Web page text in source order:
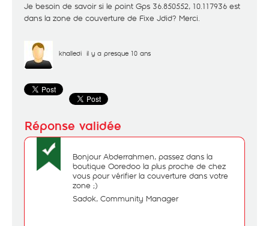
Je besoin de savoir si le point Gps 36.850552, 10.117936 est
dans la zone de couverture de Fixe Jdid? Merci.
khalledi il y a presque 10 ans
Bonjour Abderrahmen, passez dans la
boutique Ooredoo la plus proche de chez
vous pour vérifier la couverture dans votre
zone ;)
Sadok, Community Manager